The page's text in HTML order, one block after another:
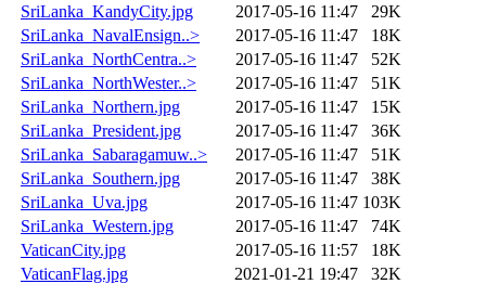
SriLanka_KandyCity.jpg
2017-05-16 11:47
29K
SriLanka_NavalEnsign..>
2017-05-16 11:47
18K
SriLanka_NorthCentra..>
2017-05-16 11:47
52K
SriLanka_NorthWester..>
2017-05-16 11:47
51K
SriLanka_Northern.jpg
2017-05-16 11:47
15K
SriLanka_President.jpg
2017-05-16 11:47
36K
SriLanka_Sabaragamuw..>
2017-05-16 11:47
51K
SriLanka_Southern.jpg
2017-05-16 11:47
38K
SriLanka_Uva.jpg
2017-05-16 11:47 103K
SriLanka_Western.jpg
2017-05-16 11:47
74K
VaticanCity.jpg
2017-05-16 11:57
18K
VaticanFlag.jpg
2021-01-21 19:47
32K